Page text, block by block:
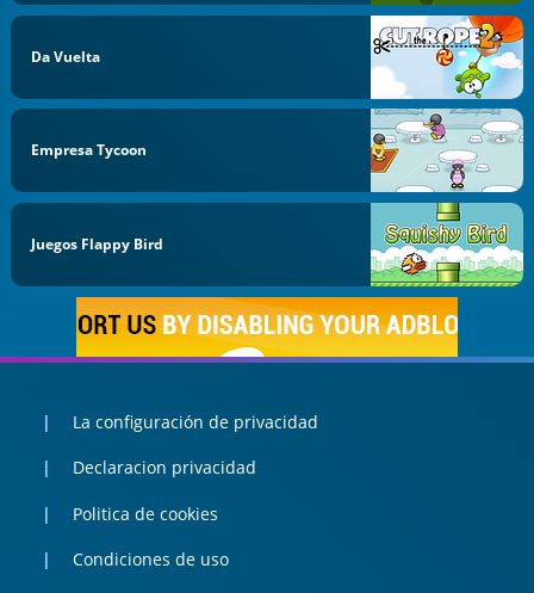
Da Vuelta
Empresa Tycoon
Juegos Flappy Bird
La configuración de privacidad
Declaracion privacidad
Politica de cookies
Condiciones de uso